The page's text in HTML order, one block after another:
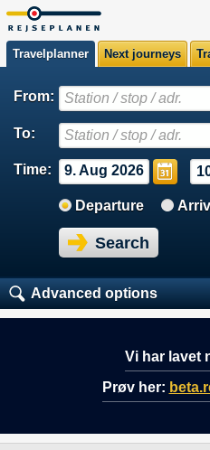
Travelplanner Next journeys
From:
To:
Time: 9. Aug 2026
Departure
Search
Advanced options
Vi har lavet
Prøv her: